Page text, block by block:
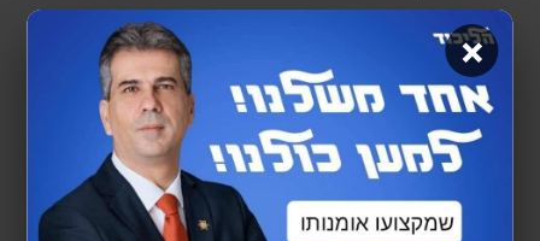
אלקין? אלקין נשאר באותו מקום.
ולכן השורה התחתונה פשוטה:
יש מי שטעה — ויש מי שפעל נגד.
הראשון יכול לבקש סליחה.
השני צריך גם לתת תשובות.
בליכוד של הבחירות הבאות — אלקין לא צריך
×